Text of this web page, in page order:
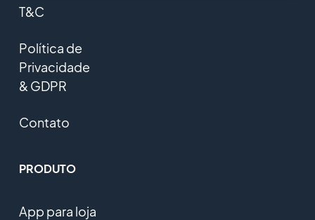
T&C
Política de
Privacidade
& GDPR
Contato
PRODUTO
App para loja